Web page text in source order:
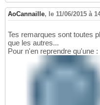
AoCannaille, le 11/06/2015 à
Tes remarques sont toutes
que les autres...
Pour n'en reprendre qu'une :